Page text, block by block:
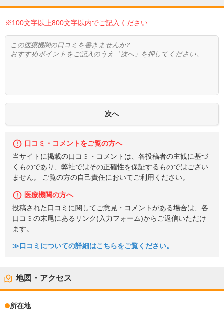
※100文字以上800文字以内でご記入ください
口コミ・コメントをご覧の方へ
当サイトに掲載の口コミ・コメントは、各投稿者の主観に基づ
くものであり、弊社ではその正確性を保証するものではござい
ません。 ご覧の方の自己責任においてご利用ください。
医療機関の方へ
投稿された口コミに関してご意見・コメントがある場合は、各
口コミの末尾にあるリンク(入力フォーム)からご返信いただけ
ます。
≫口コミについての詳細はこちらをご覧ください。
地図・アクセス
所在地